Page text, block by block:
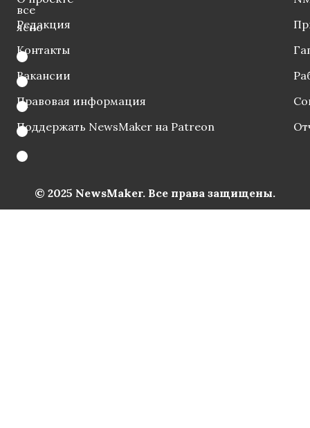
все
ясно
Редакция
Контакты
Вакансии
Правовая информация
Поддержать NewsMaker на Patreon
© 2025 NewsMaker. Все права защищены.